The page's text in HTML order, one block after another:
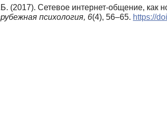
(2017). Сетевое интернет-общение, как
психология, 6(4), 56–65. https://